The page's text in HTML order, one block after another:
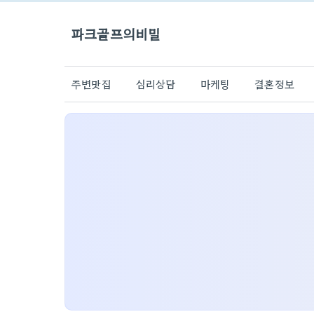
파크골프의비밀
주변맛집 심리상담 마케팅 결혼정보